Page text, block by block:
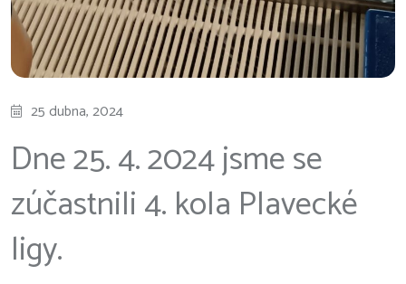
25 dubna, 2024
Dne 25. 4. 2024 jsme se
zúčastnili 4. kola Plavecké
ligy.